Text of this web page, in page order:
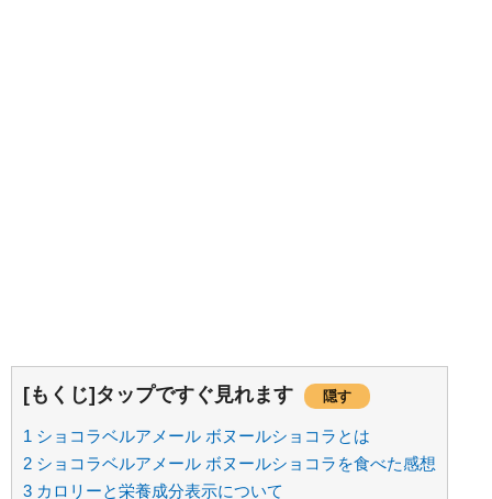
[もくじ]タップですぐ見れます 隠す
1 ショコラベルアメール ボヌールショコラとは
2 ショコラベルアメール ボヌールショコラを食べた感想
3 カロリーと栄養成分表示について